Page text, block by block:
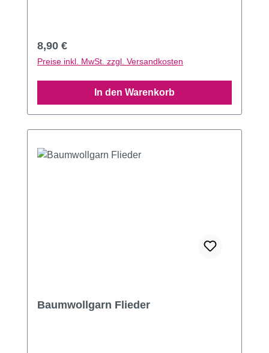
Regulärer Preis:
8,90 €
Preise inkl. MwSt. zzgl. Versandkosten
In den Warenkorb
Baumwollgarn Flieder